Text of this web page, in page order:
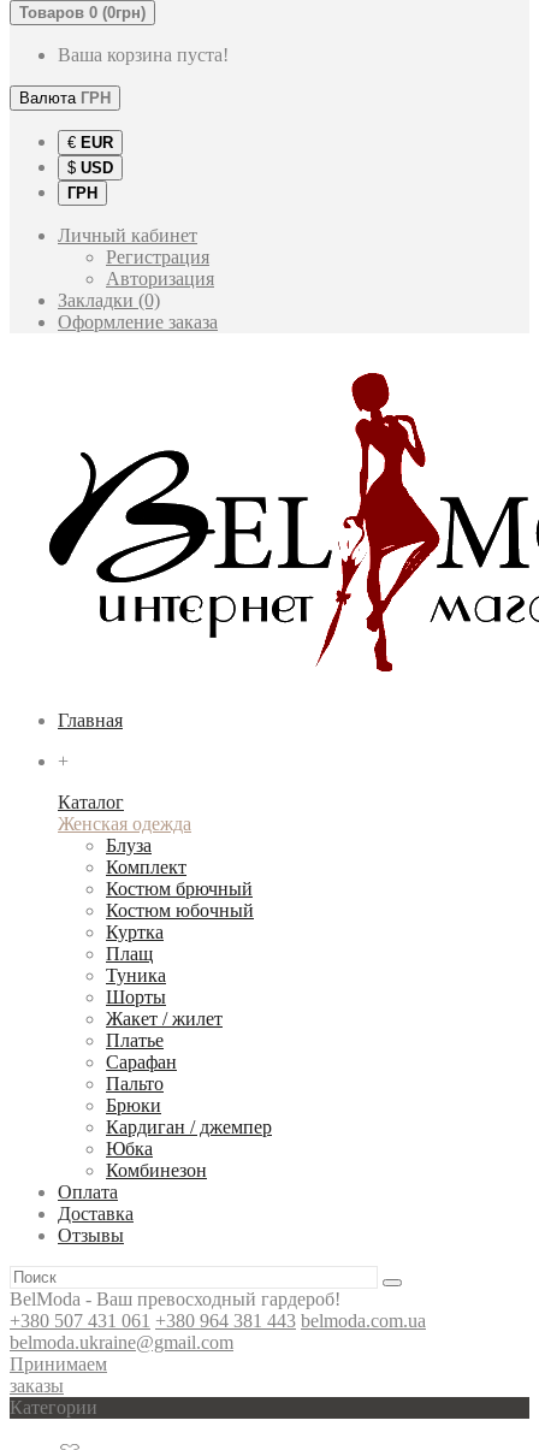
Товаров 0 (0грн)
Ваша корзина пуста!
Валюта ГРН
€ EUR
$ USD
ГРН
Личный кабинет
Регистрация
Авторизация
Закладки (0)
Оформление заказа
Главная
+
Каталог
Женская одежда
Блуза
Комплект
Костюм брючный
Костюм юбочный
Куртка
Плащ
Туника
Шорты
Жакет / жилет
Платье
Сарафан
Пальто
Брюки
Кардиган / джемпер
Юбка
Комбинезон
Оплата
Доставка
Отзывы
BelModa - Ваш превосходный гардероб!
+380 507 431 061 +380 964 381 443 belmoda.com.ua
belmoda.ukraine@gmail.com
Принимаем
заказы
Категории